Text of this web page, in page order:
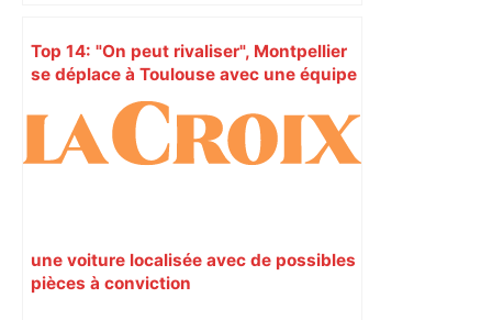
Top 14: "On peut rivaliser", Montpellier
se déplace à Toulouse avec une équipe
remaniée mais pas sans ambition –
RMC Sport
une voiture localisée avec de possibles
pièces à conviction